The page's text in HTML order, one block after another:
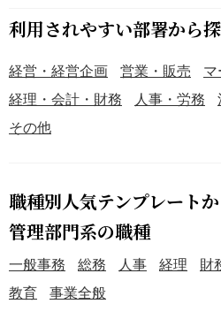
利用されやすい部署から
経営・経営企画 営業・販売
経理・会計・財務
人事・労務
その他
職種別人気テンプレート
管理部門系の職種
一般事務 総務 人事 経理 財
教育
事業全般